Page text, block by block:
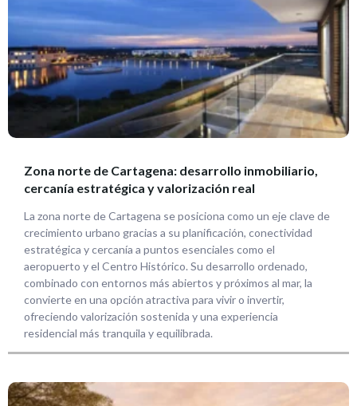
Zona norte de Cartagena: desarrollo inmobiliario,
cercanía estratégica y valorización real
La zona norte de Cartagena se posiciona como un eje clave de
crecimiento urbano gracias a su planificación, conectividad
estratégica y cercanía a puntos esenciales como el
aeropuerto y el Centro Histórico. Su desarrollo ordenado,
combinado con entornos más abiertos y próximos al mar, la
convierte en una opción atractiva para vivir o invertir,
ofreciendo valorización sostenida y una experiencia
residencial más tranquila y equilibrada.